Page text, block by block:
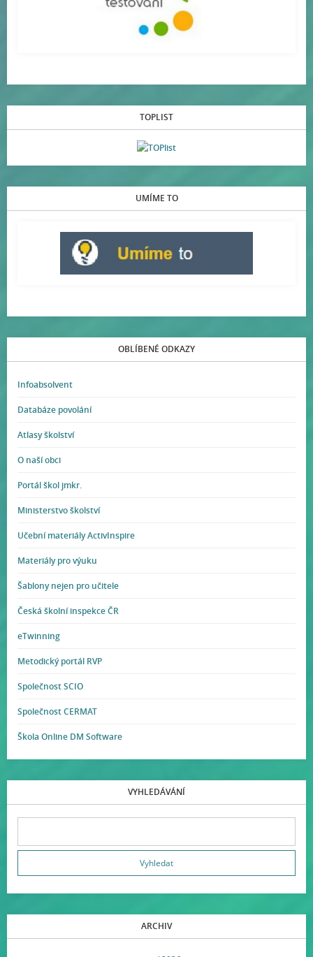
TOPLIST
UMÍME TO
OBLÍBENÉ ODKAZY
Infoabsolvent
Databáze povolání
Atlasy školství
O naší obci
Portál škol jmkr.
Ministerstvo školství
Učební materiály ActivInspire
Materiály pro výuku
Šablony nejen pro učitele
Česká školní inspekce ČR
eTwinning
Metodický portál RVP
Společnost SCIO
Společnost CERMAT
Škola Online DM Software
VYHLEDÁVÁNÍ
ARCHIV